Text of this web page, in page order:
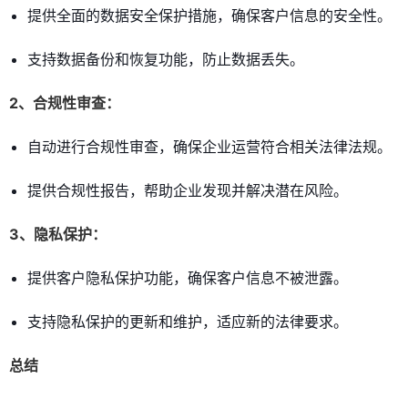
提供全面的数据安全保护措施，确保客户信息的安全性。
支持数据备份和恢复功能，防止数据丢失。
2、合规性审查：
自动进行合规性审查，确保企业运营符合相关法律法规。
提供合规性报告，帮助企业发现并解决潜在风险。
3、隐私保护：
提供客户隐私保护功能，确保客户信息不被泄露。
支持隐私保护的更新和维护，适应新的法律要求。
总结